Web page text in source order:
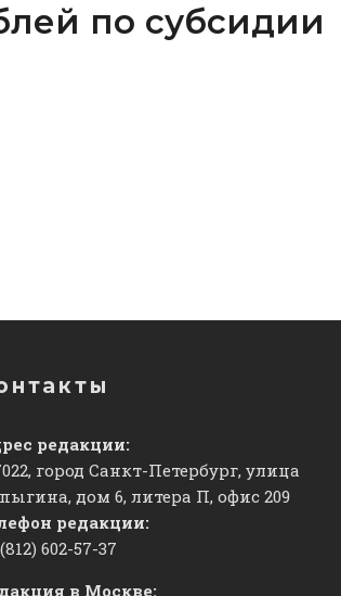
по субсидии
редакции:
город Санкт-Петербург, улица
дом 6, литера П, офис 209
редакции:
602-57-37
в Москве: